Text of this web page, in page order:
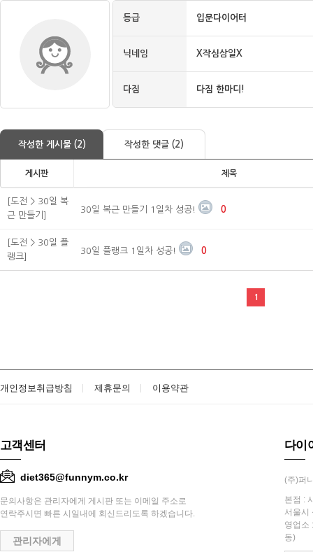
등급 입문다이어터
닉네임 X작심삼일X
다짐 다짐 한마디!
작성한 게시물 (2) 작성한 댓글 (2)
게시판 제목
[도전 > 30일 복
근 만들기]
30일 복근 만들기 1일차 성공! 0
[도전 > 30일 플
랭크]
30일 플랭크 1일차 성공! 0
1
개인정보취급방침 제휴문의 이용약관
고객센터
diet365@funnym.co.kr
문의사항은 관리자에게 게시판 또는 이메일 주소로
연락주시면 빠른 시일내에 회신드리도록 하겠습니다.
관리자에게
다이
(주)퍼
본점 :
서울시
영업소
동)